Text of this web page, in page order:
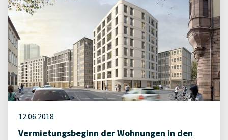
12.06.2018
Vermietungsbeginn der Wohnungen in den